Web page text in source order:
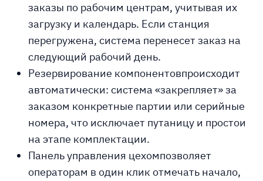
заказы по рабочим центрам, учитывая их
загрузку и календарь. Если станция
перегружена, система перенесет заказ на
следующий рабочий день.
Резервирование компонентовпроисходит
автоматически: система «закрепляет» за
заказом конкретные партии или серийные
номера, что исключает путаницу и простои
на этапе комплектации.
Панель управления цехомпозволяет
операторам в один клик отмечать начало,